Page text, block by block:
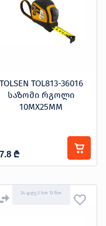
TOLSEN TOL813-36016
საზომი რგოლი
10MX25MM
₾
24 დღე 2 სთ 12 წთ